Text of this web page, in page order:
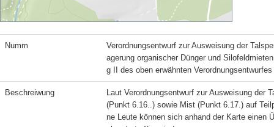
Numm
Verordnungsentwurf zur Ausweisung der
agerung organischer Dünger und
g II des oben erwähnten Verordnungsentwurfes
Beschreiwung
Laut Verordnungsentwurf zur Ausweisung der
(Punkt 6.16..) sowie Mist (Punkt 6.17.) auf
ne Leute können sich anhand der Karte einen